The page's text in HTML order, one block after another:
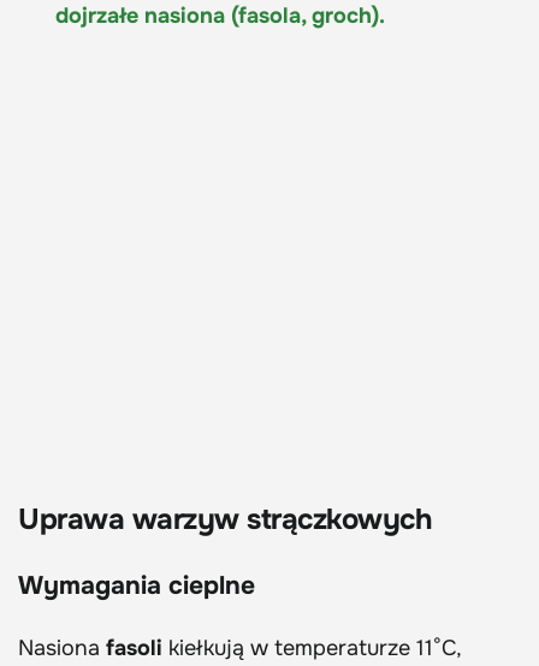
dojrzałe nasiona (fasola, groch).
Uprawa warzyw strączkowych
Wymagania cieplne
Nasiona fasoli kiełkują w temperaturze 11°C,